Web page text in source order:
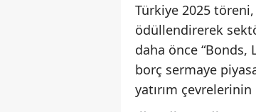
Türkiye 2025
ödüllendirerek
daha önce “Bonds,
borç sermaye
yatırım çevrelerinin